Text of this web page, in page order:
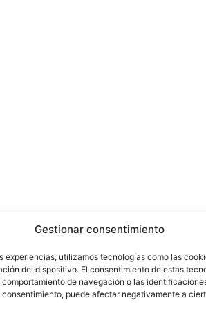
Gestionar consentimiento
experiencias, utilizamos tecnologías como las
del dispositivo. El consentimiento de estas
de navegación o las
consentimiento, puede afectar negativamente a